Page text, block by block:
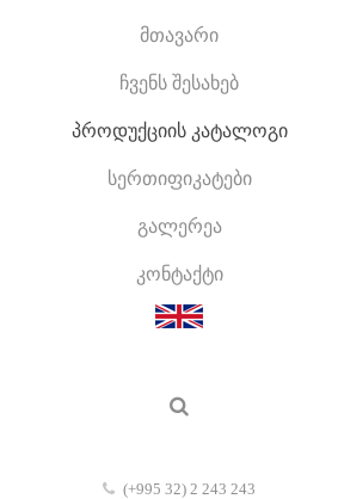
მთავარი
ჩვენს შესახებ
პროდუქციის კატალოგი
სერთიფიკატები
გალერეა
კონტაქტი
(+995 32) 2 243 243